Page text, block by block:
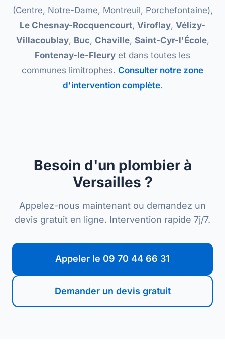
(Centre, Notre-Dame, Montreuil, Porchefontaine),
Le Chesnay-Rocquencourt, Viroflay, Vélizy-
Villacoublay, Buc, Chaville, Saint-Cyr-l'École,
Fontenay-le-Fleury et dans toutes les
communes limitrophes. Consulter notre zone
d'intervention complète.
Besoin d'un plombier à
Versailles ?
Appelez-nous maintenant ou demandez un
devis gratuit en ligne. Intervention rapide 7j/7.
Appeler le 09 70 44 66 31
Demander un devis gratuit